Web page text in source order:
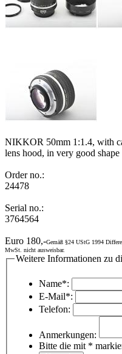
NIKKOR 50mm 1:1.4, with
lens hood, in very good
Order no.:
24478
Serial no.:
3764564
Euro 180,-Gemäß §24 UStG 1994
MwSt. nicht ausweisbar.
Weitere Informationen zu
Name*:
E-Mail*:
Telefon:
Anmerkungen:
Bitte die mit *